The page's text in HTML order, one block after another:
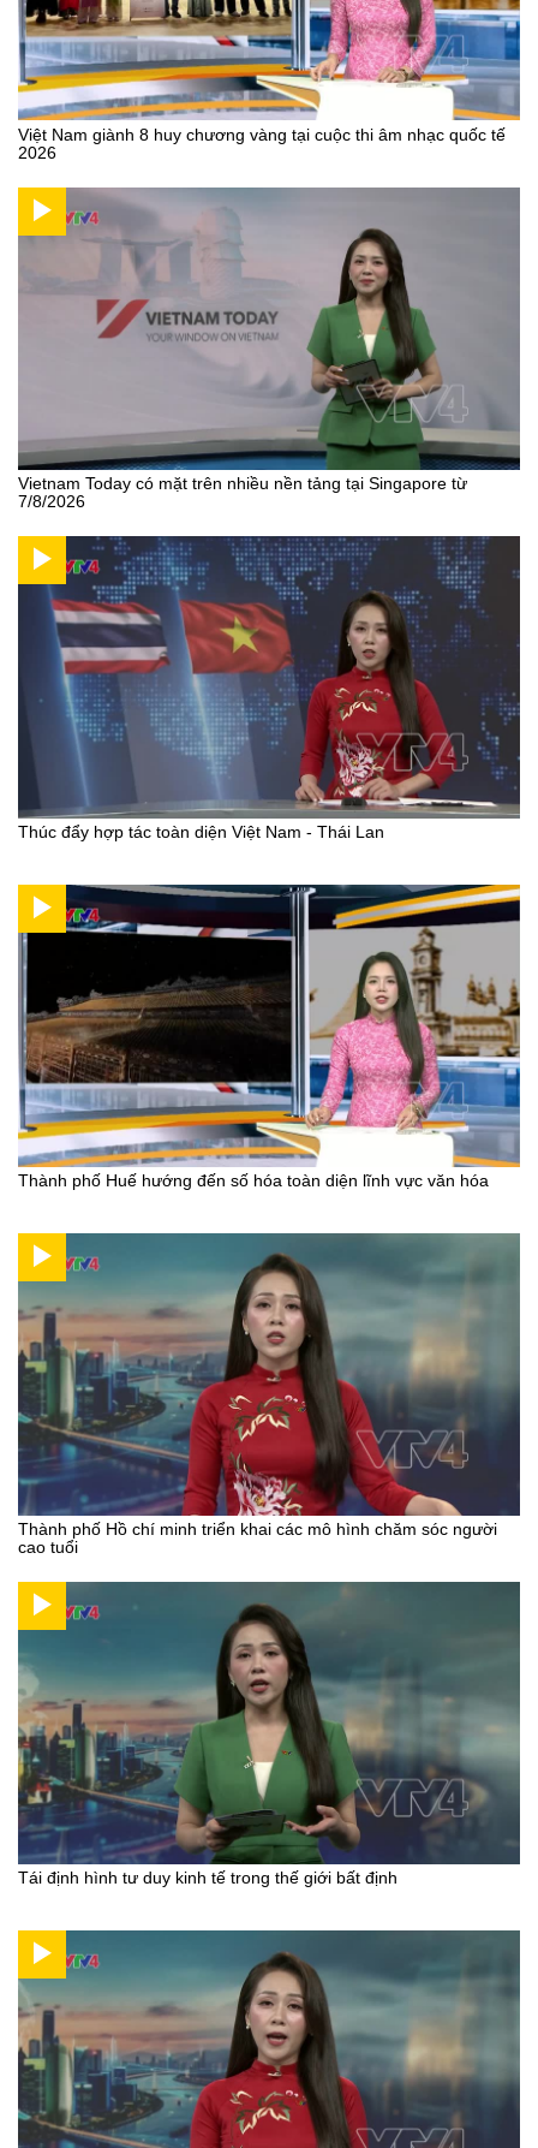
Việt Nam giành 8 huy chương vàng tại cuộc thi âm nhạc quốc tế
2026
Vietnam Today có mặt trên nhiều nền tảng tại Singapore từ
7/8/2026
Thúc đẩy hợp tác toàn diện Việt Nam - Thái Lan
Thành phố Huế hướng đến số hóa toàn diện lĩnh vực văn hóa
Thành phố Hồ chí minh triển khai các mô hình chăm sóc người
cao tuổi
Tái định hình tư duy kinh tế trong thế giới bất định